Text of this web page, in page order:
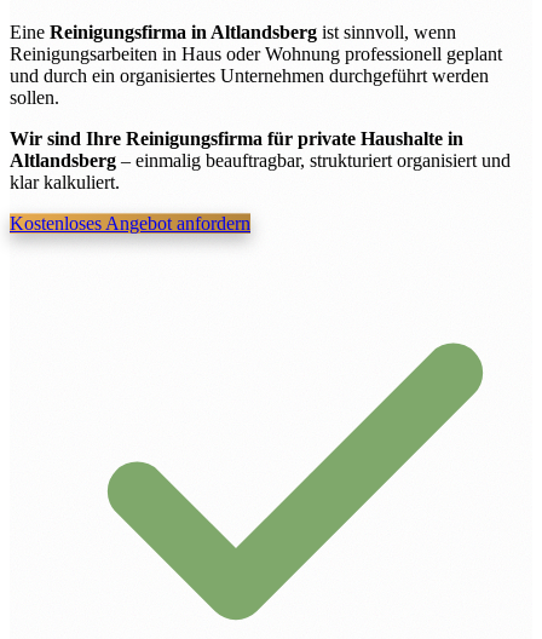
Eine Reinigungsfirma in Altlandsberg ist sinnvoll, wenn
Reinigungsarbeiten in Haus oder Wohnung professionell geplant
und durch ein organisiertes Unternehmen durchgeführt werden
sollen.
Wir sind Ihre Reinigungsfirma für private Haushalte in
Altlandsberg– einmalig beauftragbar, strukturiert organisiert und
klar kalkuliert.
Kostenloses Angebot anfordern